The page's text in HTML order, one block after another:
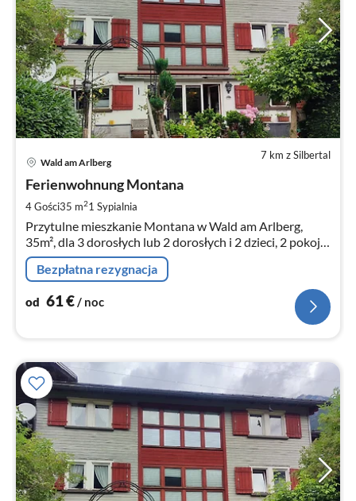
7 km z Silbertal
Wald am Arlberg
Ferienwohnung Montana
4 Gości35 m21 Sypialnia
Przytulne mieszkanie Montana w Wald am Arlberg,
35m², dla 3 dorosłych lub 2 dorosłych i 2 dzieci, 2 pokoje
plus galeria.
Bezpłatna rezygnacja
od 61€/ noc